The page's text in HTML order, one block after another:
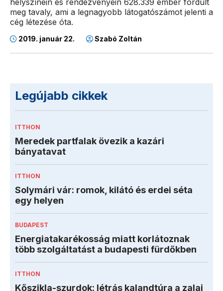
helyszínein és rendezvényein 628.339 ember fordult
meg tavaly, ami a legnagyobb látogatószámot jelenti a
cég létezése óta.
2019. január 22. Szabó Zoltán
Legújabb cikkek
ITTHON
Meredek partfalak övezik a kazári
bányatavat
ITTHON
Solymári vár: romok, kilátó és erdei séta
egy helyen
BUDAPEST
Energiatakarékosság miatt korlátoznak
több szolgáltatást a budapesti fürdőkben
ITTHON
Kőszikla-szurdok: létrás kalandtúra a zalai